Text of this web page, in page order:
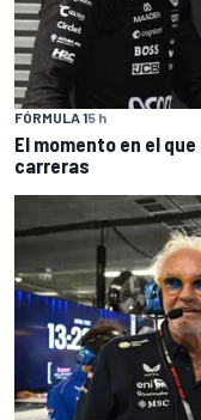
FÓRMULA 15 h
El momento en el
carreras